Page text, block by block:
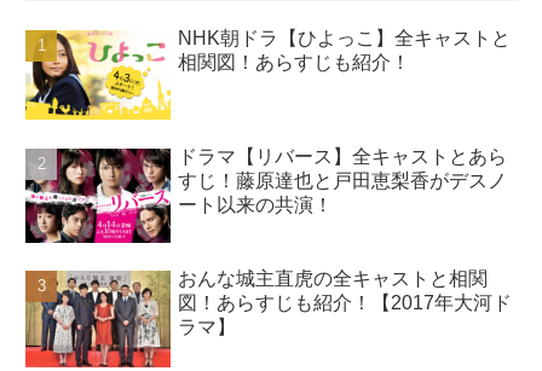
NHK朝ドラ【ひよっこ】全キャストと
相関図！あらすじも紹介！
ドラマ【リバース】全キャストとあら
すじ！藤原達也と戸田恵梨香がデスノ
ート以来の共演！
おんな城主直虎の全キャストと相関
図！あらすじも紹介！【2017年大河ド
ラマ】